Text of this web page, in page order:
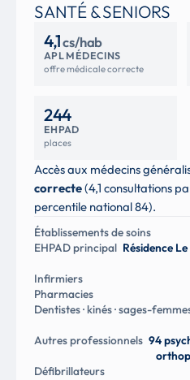
SANTÉ & SENIORS
4,1cs/hab
APL MÉDECINS
offre médicale correcte
244
EHPAD
places
Accès aux médecins
correcte(4,1 consultations
percentile national 84).
Établissements de soins
EHPAD principal Résidence Le
Infirmiers
Pharmacies
Dentistes · kinés · sages-
Autres professionnels 94
Défibrillateurs